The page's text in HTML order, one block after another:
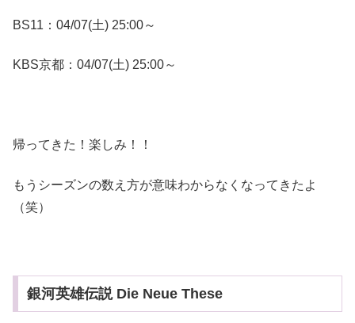
BS11：04/07(土) 25:00～
KBS京都：04/07(土) 25:00～
帰ってきた！楽しみ！！
もうシーズンの数え方が意味わからなくなってきたよ
（笑）
銀河英雄伝説 Die Neue These